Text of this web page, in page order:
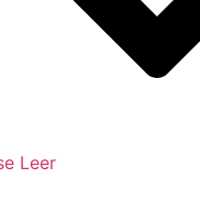
Leer